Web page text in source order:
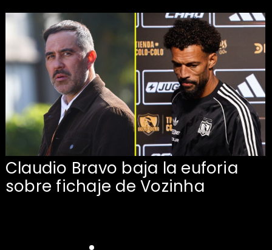
Claudio Bravo baja la euforia
sobre fichaje de Vozinha